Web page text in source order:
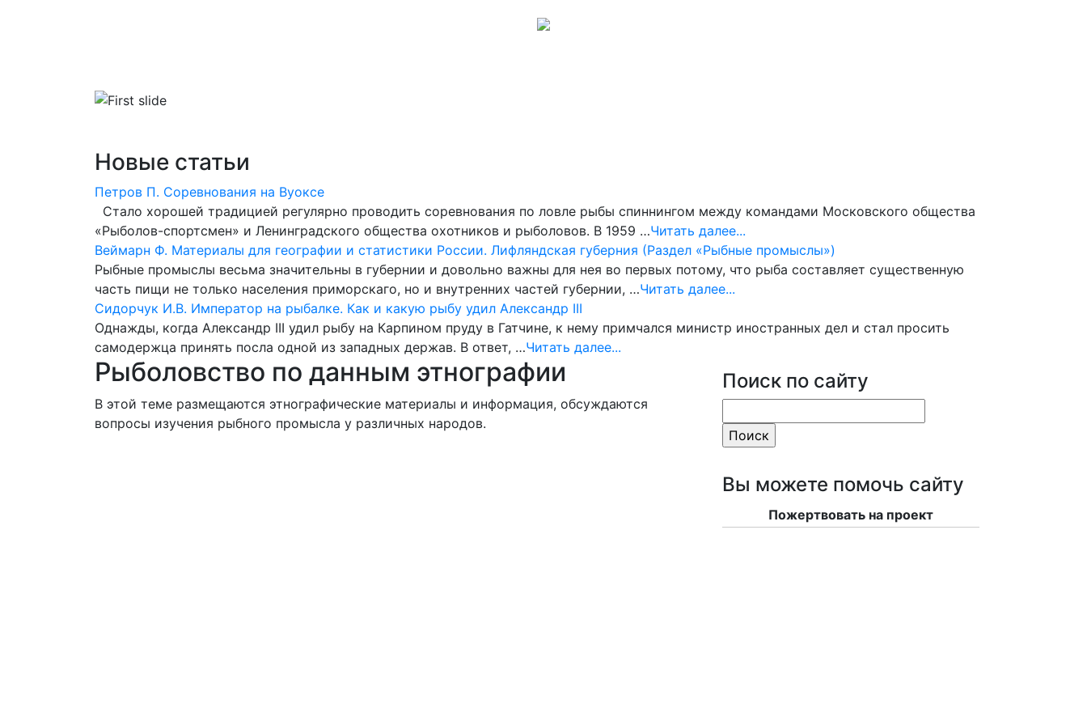
Новые статьи
Петров П. Соревнования на Вуоксе
Стало хорошей традицией регулярно проводить соревнования по ловле рыбы спиннингом между командами Московского общества
«Рыболов-спортсмен» и Ленинградского общества охотников и рыболовов. В 1959 …Читать далее...
Веймарн Ф. Материалы для географии и статистики России. Лифляндская губерния (Раздел «Рыбные промыслы»)
Рыбные промыслы весьма значительны в губернии и довольно важны для нея во первых потому, что рыба составляет существенную
часть пищи не только населения приморскаго, но и внутренних частей губернии, …Читать далее...
Сидорчук И.В. Император на рыбалке. Как и какую рыбу удил Александр III
Однажды, когда Александр III удил рыбу на Карпином пруду в Гатчине, к нему примчал­ся министр иностранных дел и стал просить
самодержца принять посла одной из запад­ных держав. В ответ, …Читать далее...
Рыболовство по данным этнографии
В этой теме размещаются этнографические материалы и информация, обсуждаются
вопросы изучения рыбного промысла у различных народов.
Поиск по сайту
Вы можете помочь сайту
Пожертвовать на проект